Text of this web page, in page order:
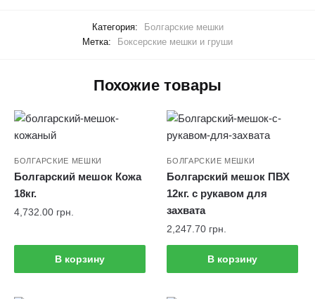
Категория:
Болгарские мешки
Метка:
Боксерские мешки и груши
Похожие товары
БОЛГАРСКИЕ МЕШКИ
Болгарский мешок Кожа
18кг.
4,732.00 грн.
В корзину
БОЛГАРСКИЕ МЕШКИ
Болгарский мешок ПВХ
12кг. с рукавом для
захвата
2,247.70 грн.
В корзину